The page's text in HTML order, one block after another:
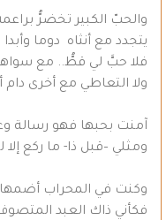
والحبّ الكبير تخضرُّ
يتجدد مع أنثاه دوما وأبدا
فلا حبَّ لي قطُّ.. مع
ولا التعاطي مع أخرى دام
آمنت بحبها فهو رسالة
ومثلي –قبل ذا- ما ركع إلا
وكنت في المحراب أضمها
فكأني ذاك العبد